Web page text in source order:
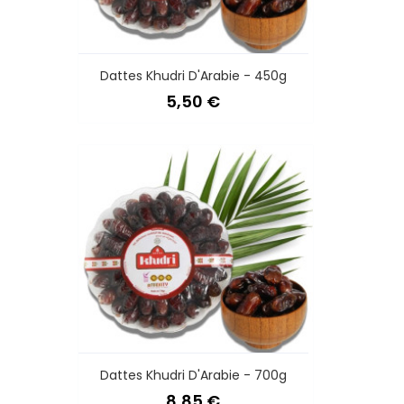
Dattes Khudri D'Arabie - 450g
Prix
5,50 €
Dattes Khudri D'Arabie - 700g